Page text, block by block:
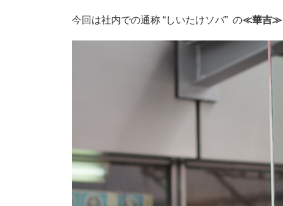
今回は社内での通称 “しいたけソバ” の≪華吉≫